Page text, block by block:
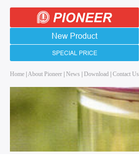
New Product
SPECIAL PRICE
Home | About Pioneer |News |Download |Contact Us